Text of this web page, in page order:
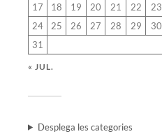
17
18 19 20 21 22
23
24
25 26 27 28 29
30
31
« JUL.
Desplega les categories